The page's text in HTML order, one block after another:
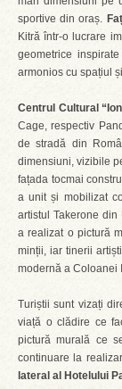
sportive din oraș.
Kitră într-o lucrare
geometrice
armonios cu spațiul
Centrul Cultural
Cage, respectiv
de stradă din
dimensiuni, vizibile
fațada tocmai
a unit și mobilizat
artistul Takerone
a realizat o pictură
minții, iar tinerii
modernă a Coloanei
Turiștii sunt vizați
viață o clădire ce
pictură murală ce
continuare la
lateral al Hotelului